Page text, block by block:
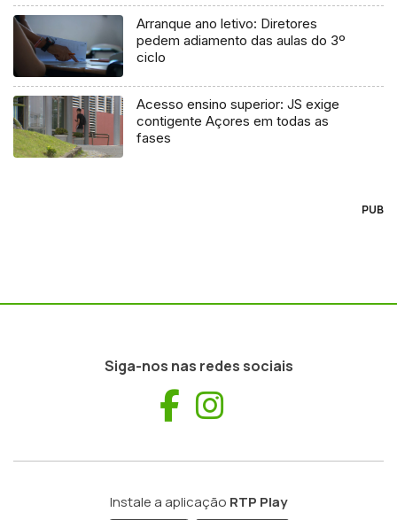
Arranque ano letivo: Diretores
pedem adiamento das aulas do 3º
ciclo
Acesso ensino superior: JS exige
contigente Açores em todas as
fases
PUB
Siga-nos nas redes sociais
Facebook
Instale a aplicação RTP Play